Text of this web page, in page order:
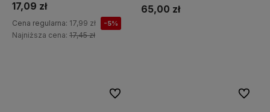
17,09 zł
Cena regularna: 17,99 zł -5%
Najniższa cena: 17,45 zł
65,00 zł
Do ulubionych Do